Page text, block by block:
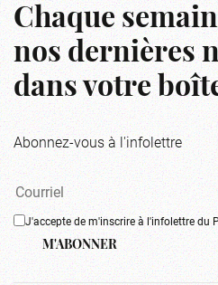
Chaque
nos dernières
dans votre
Abonnez-vous à l'infolettre
J'accepte de m'inscrire à l'infolettre du
M'ABONNER